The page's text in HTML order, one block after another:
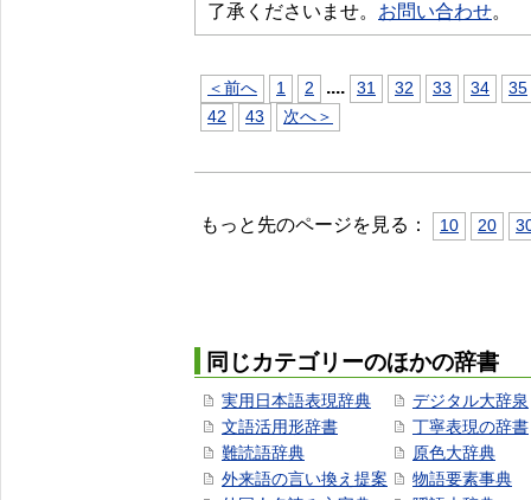
了承くださいませ。 お問い合わせ。
＜前へ 1 2 .... 31 32 33 34
35
42
43 次へ＞
もっと先のページを見る： 10 20
同じカテゴリーのほかの辞書
実用日本語表現辞典
文語活用形辞書
難読語辞典
外来語の言い換え提案
デジタル大辞泉
丁寧表現の辞書
原色大辞典
物語要素事典